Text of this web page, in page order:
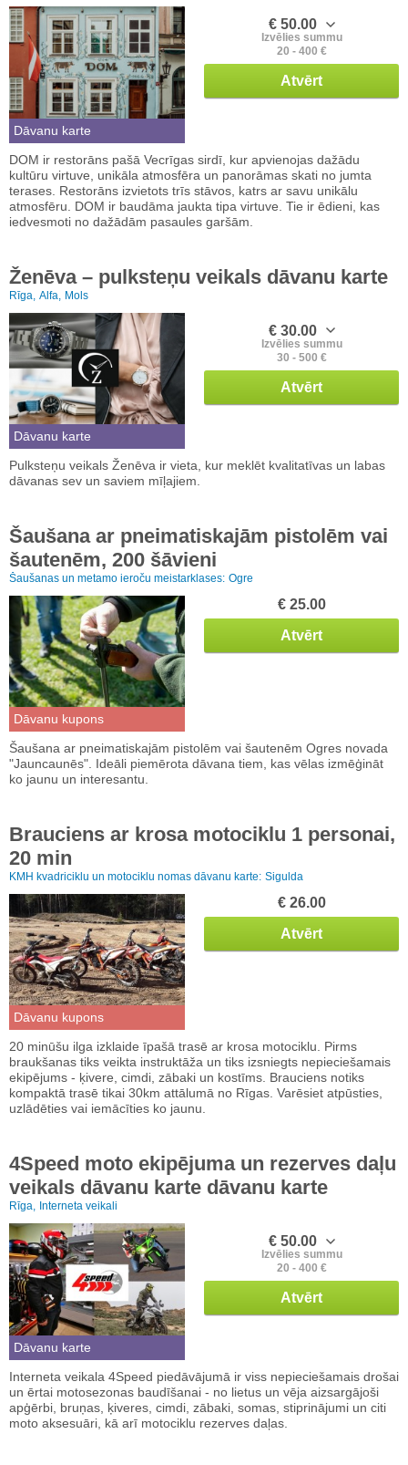
Dāvanu karte
€ 50.00
Izvēlies summu
20 - 400 €
Atvērt
DOM ir restorāns pašā Vecrīgas sirdī, kur apvienojas dažādu
kultūru virtuve, unikāla atmosfēra un panorāmas skati no jumta
terases. Restorāns izvietots trīs stāvos, katrs ar savu unikālu
atmosfēru. DOM ir baudāma jaukta tipa virtuve. Tie ir ēdieni, kas
iedvesmoti no dažādām pasaules garšām.
Ženēva – pulksteņu veikals dāvanu karte
Rīga, Alfa, Mols
Dāvanu karte
€ 30.00
Izvēlies summu
30 - 500 €
Atvērt
Pulksteņu veikals Ženēva ir vieta, kur meklēt kvalitatīvas un labas
dāvanas sev un saviem mīļajiem.
Šaušana ar pneimatiskajām pistolēm vai
šautenēm, 200 šāvieni
Šaušanas un metamo ieroču meistarklases: Ogre
Dāvanu kupons
€ 25.00
Atvērt
Šaušana ar pneimatiskajām pistolēm vai šautenēm Ogres novada
"Jauncaunēs". Ideāli piemērota dāvana tiem, kas vēlas izmēģināt
ko jaunu un interesantu.
Brauciens ar krosa motociklu 1 personai,
20 min
KMH kvadriciklu un motociklu nomas dāvanu karte: Sigulda
Dāvanu kupons
€ 26.00
Atvērt
20 minūšu ilga izklaide īpašā trasē ar krosa motociklu. Pirms
braukšanas tiks veikta instruktāža un tiks izsniegts nepieciešamais
ekipējums - ķivere, cimdi, zābaki un kostīms. Brauciens notiks
kompaktā trasē tikai 30km attālumā no Rīgas. Varēsiet atpūsties,
uzlādēties vai iemācīties ko jaunu.
4Speed moto ekipējuma un rezerves daļu
veikals dāvanu karte dāvanu karte
Rīga, Interneta veikali
Dāvanu karte
€ 50.00
Izvēlies summu
20 - 400 €
Atvērt
Interneta veikala 4Speed piedāvājumā ir viss nepieciešamais drošai
un ērtai motosezonas baudīšanai - no lietus un vēja aizsargājoši
apģērbi, bruņas, ķiveres, cimdi, zābaki, somas, stiprinājumi un citi
moto aksesuāri, kā arī motociklu rezerves daļas.